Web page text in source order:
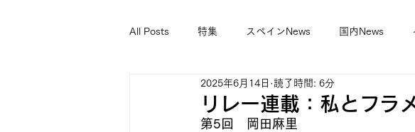
All Posts 特集 スペインNews 国内News
アーティスト名鑑 エッセイ
リレー連載：私とフラ
2025年6月14日 読了時間: 6分
第5回　岡田麻里